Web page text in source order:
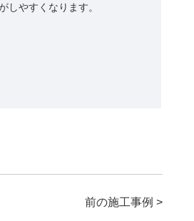
しやすくなります。
前の施工事例 >